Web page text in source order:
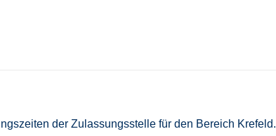
der Zulassungsstelle für den Bereich Krefeld.